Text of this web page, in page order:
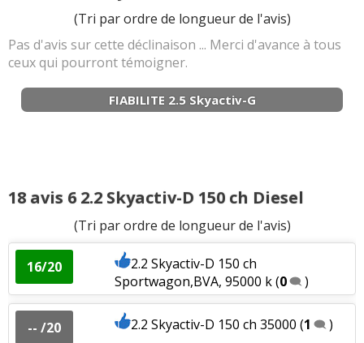
(Tri par ordre de longueur de l'avis)
Pas d'avis sur cette déclinaison ... Merci d'avance à tous
ceux qui pourront témoigner.
FIABILITE 2.5 Skyactiv-G
18 avis 6 2.2 Skyactiv-D 150 ch Diesel
(Tri par ordre de longueur de l'avis)
16/20
2.2 Skyactiv-D 150 ch
Sportwagon,BVA, 95000 k(0 )
-- /20 2.2 Skyactiv-D 150 ch 35000 (1 )